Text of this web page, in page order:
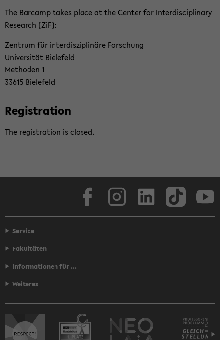
The Bar­camp takes place at the Cen­ter for In­ter­dis­ci­pli­nary
Re­search (ZiF):
Zen­trum für in­ter­diszi­plinäre Forschung
Uni­ver­sität Biele­feld
Meth­o­den 1
33615 Biele­feld
Reg­is­tra­tion
The reg­is­tra­tion is closed.
Face­book LinkedIn
Service
Fakultäten
Informationen für ...
Weiteres